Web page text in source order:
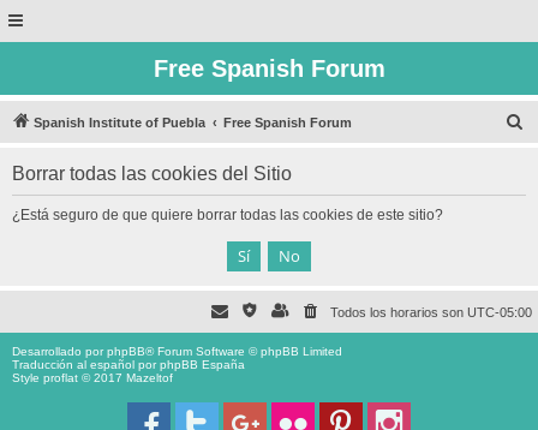
Free Spanish Forum
Spanish Institute of Puebla Free Spanish Forum
Borrar todas las cookies del Sitio
¿Está seguro de que quiere borrar todas las cookies de este sitio?
Todos los horarios son UTC-05:00
Desarrollado porphpBB® Forum Software © phpBB Limited
Traducción al español porphpBB España
Style proflat © 2017 Mazeltof